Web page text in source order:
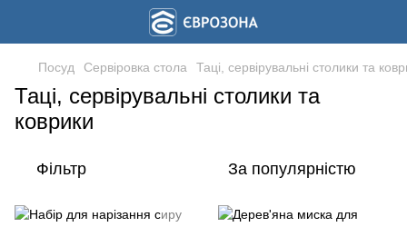
Посуд Сервіровка стола Таці, сервірувальні столики та
Таці, сервірувальні столики та
коврики
Фільтр За популярністю